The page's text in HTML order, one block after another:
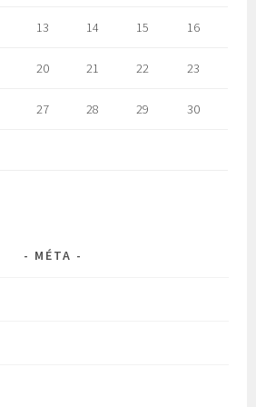
13 14 15 16
20 21 22 23
27 28 29 30
MÉTA